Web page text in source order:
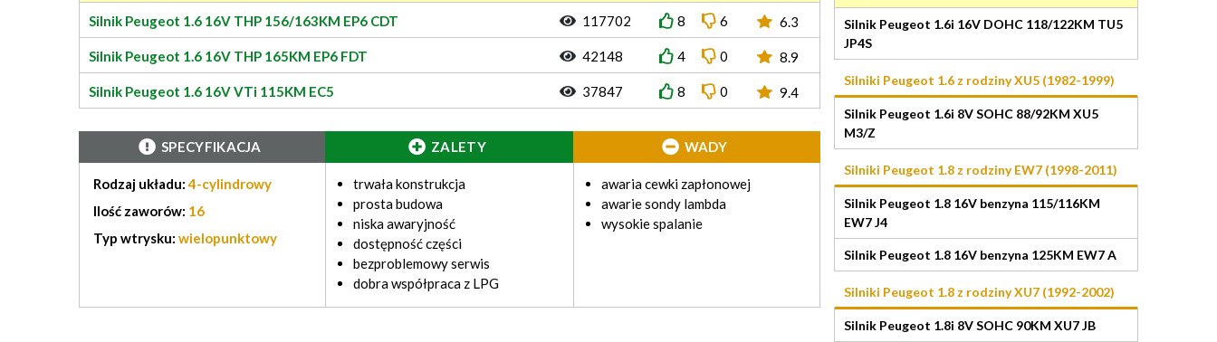
Silnik Peugeot 1.6 16V THP 156/163KM EP6 CDT 117702 8 6 6.3
Silnik Peugeot 1.6 16V THP 165KM EP6 FDT 42148 4 0 8.9
Silnik Peugeot 1.6 16V VTi 115KM EC5 37847 8 0 9.4
SPECYFIKACJA
Rodzaj układu:4-cylindrowy
Ilość zaworów: 16
Typ wtrysku: wielopunktowy
ZALETY
trwała konstrukcja
prosta budowa
niska awaryjność
dostępność części
bezproblemowy serwis
dobra współpraca z LPG
WADY
awaria cewki zapłonowej
awarie sondy lambda
wysokie spalanie
Silnik Peugeot 1.6i 16V DOHC 118/122KM TU5
JP4S
Silniki Peugeot 1.6 z rodziny XU5 (1982-1999)
Silnik Peugeot 1.6i 8V SOHC 88/92KM XU5
M3/Z
Silniki Peugeot 1.8 z rodziny EW7 (1998-2011)
Silnik Peugeot 1.8 16V benzyna 115/116KM
EW7 J4
Silnik Peugeot 1.8 16V benzyna 125KM EW7 A
Silniki Peugeot 1.8 z rodziny XU7 (1992-2002)
Silnik Peugeot 1.8i 8V SOHC 90KM XU7 JB